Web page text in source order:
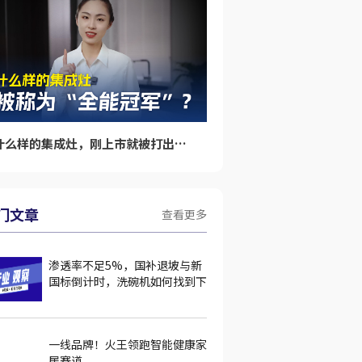
什么样的集成灶，刚上市就被打出“全能冠军”的标签呢？
文章 查看更多
渗透率不足5%，国补退坡与新
国标倒计时，洗碗机如何找到下
一线品牌！火王领跑智能健康家